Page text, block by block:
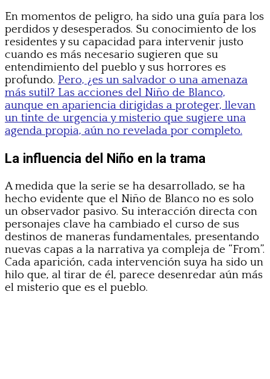
En momentos de peligro, ha sido una guía para los
perdidos y desesperados. Su conocimiento de los
residentes y su capacidad para intervenir justo
cuando es más necesario sugieren que su
entendimiento del pueblo y sus horrores es
profundo. Pero, ¿es un salvador o una amenaza
más sutil? Las acciones del Niño de Blanco,
aunque en apariencia dirigidas a proteger, llevan
un tinte de urgencia y misterio que sugiere una
agenda propia, aún no revelada por completo.
La influencia del Niño en la trama
A medida que la serie se ha desarrollado, se ha
hecho evidente que el Niño de Blanco no es solo
un observador pasivo. Su interacción directa con
personajes clave ha cambiado el curso de sus
destinos de maneras fundamentales, presentando
nuevas capas a la narrativa ya compleja de “From”.
Cada aparición, cada intervención suya ha sido un
hilo que, al tirar de él, parece desenredar aún más
el misterio que es el pueblo.